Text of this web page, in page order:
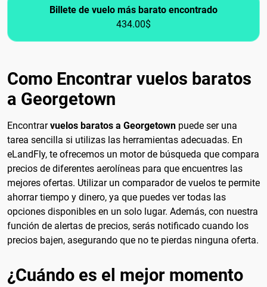
Billete de vuelo más barato encontrado
434.00$
Como Encontrar vuelos baratos
a Georgetown
Encontrarvuelos baratos a Georgetown puede ser una
tarea sencilla si utilizas las herramientas adecuadas. En
eLandFly, te ofrecemos un motor de búsqueda que compara
precios de diferentes aerolíneas para que encuentres las
mejores ofertas. Utilizar un comparador de vuelos te permite
ahorrar tiempo y dinero, ya que puedes ver todas las
opciones disponibles en un solo lugar. Además, con nuestra
función de alertas de precios, serás notificado cuando los
precios bajen, asegurando que no te pierdas ninguna oferta.
¿Cuándo es el mejor momento